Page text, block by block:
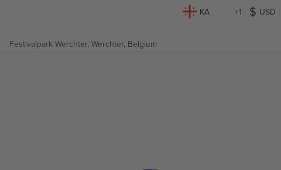
KA +1 USD
Festivalpark Werchter, Werchter, Belgium